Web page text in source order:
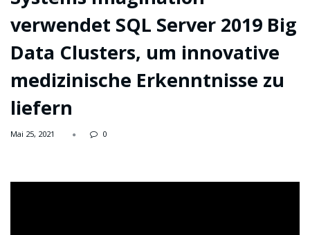
verwendet SQL Server 2019 Big
Data Clusters, um innovative
medizinische Erkenntnisse zu
liefern
Mai 25, 2021 0